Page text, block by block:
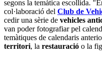
segons la temàtica escollida.
col·laboració del Club de
cedir una sèrie de vehicles
van poder fotografiar pel
temàtiques de calendaris
territori, la restauració o la